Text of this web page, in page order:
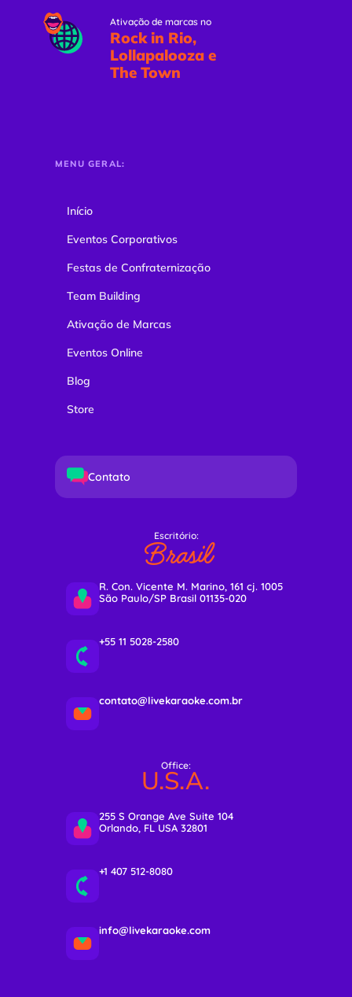
Ativação de marcas no
Rock in Rio,
Lollapalooza e
The Town
MENU GERAL:
Início
Eventos Corporativos
Festas de Confraternização
Team Building
Ativação de Marcas
Eventos Online
Blog
Store
Contato
Escritório:
Brasil
R. Con. Vicente M. Marino, 161 cj. 1005
São Paulo/SP Brasil 01135-020
+55 11 5028-2580
contato@livekaraoke.com.br
Office:
U.S.A.
255 S Orange Ave Suite 104
Orlando, FL USA 32801
+1 407 512-8080
info@livekaraoke.com